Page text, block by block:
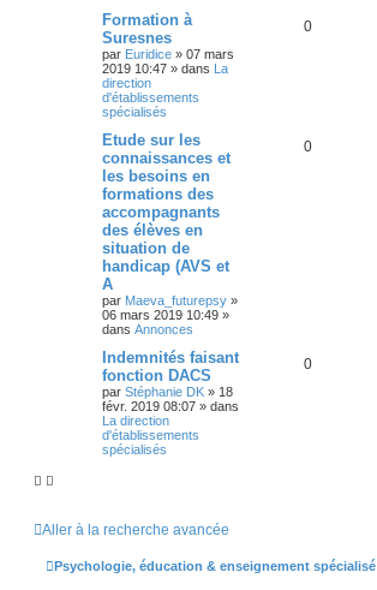
Formation à
Suresnes
par Euridice » 07 mars
2019 10:47 » dans La
direction
d'établissements
spécialisés
0
Etude sur les
connaissances et
les besoins en
formations des
accompagnants
des élèves en
situation de
handicap (AVS et
A
par Maeva_futurepsy »
06 mars 2019 10:49 »
dans Annonces
0
Indemnités faisant
fonction DACS
par Stéphanie DK » 18
févr. 2019 08:07 » dans
La direction
d'établissements
spécialisés
0
Aller à la recherche avancée
Psychologie, éducation & enseignement spécialisé